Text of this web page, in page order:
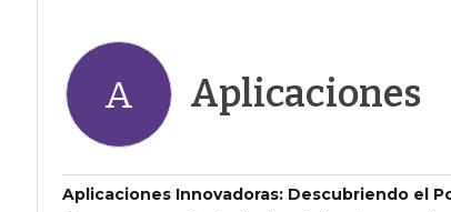
A Aplicaciones
Aplicaciones Innovadoras: Descubriendo el